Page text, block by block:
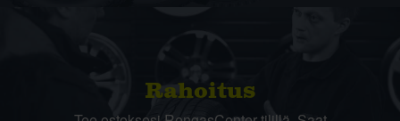
Rahoitus